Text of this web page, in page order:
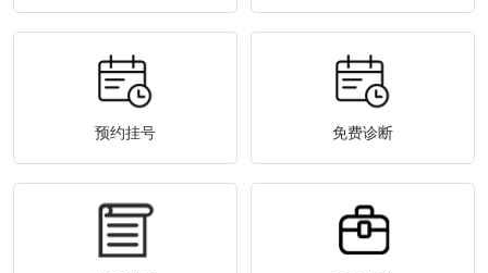
预约挂号 免费诊断